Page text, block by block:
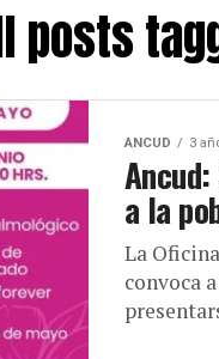
posts
ANCUD 3
a la
La
convoca